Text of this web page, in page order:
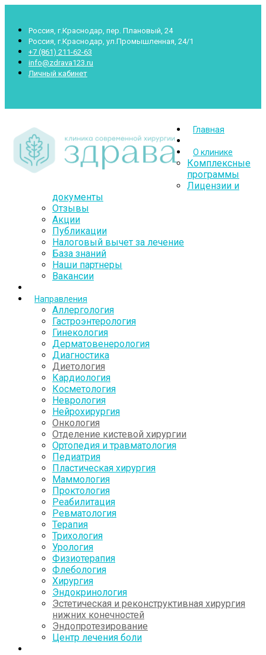
Россия, г.Краснодар, пер. Плановый, 24
Россия, г.Краснодар, ул.Промышленная, 24/1
+7 (861) 211-62-63
info@zdrava123.ru
Личный кабинет
Главная
О клинике
Комплексные
программы
Лицензии и
документы
Отзывы
Акции
Публикации
Налоговый вычет за лечение
База знаний
Наши партнеры
Вакансии
Направления
Аллергология
Гастроэнтерология
Гинекология
Дерматовенерология
Диагностика
Диетология
Кардиология
Косметология
Неврология
Нейрохирургия
Онкология
Отделение кистевой хирургии
Ортопедия и травматология
Педиатрия
Пластическая хирургия
Маммология
Проктология
Реабилитация
Ревматология
Терапия
Трихология
Урология
Физиотерапия
Флебология
Хирургия
Эндокринология
Эстетическая и реконструктивная хирургия
нижних конечностей
Эндопротезирование
Центр лечения боли